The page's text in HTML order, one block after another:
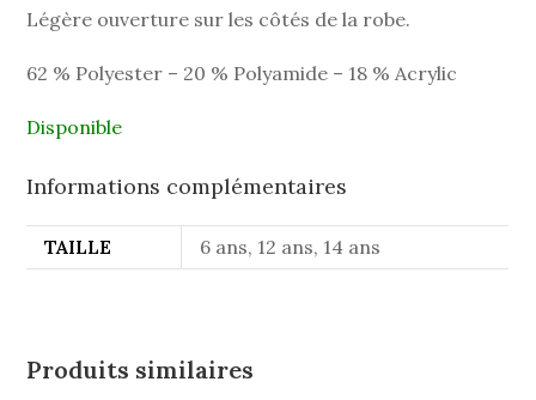
Légère ouverture sur les côtés de la robe.
62 % Polyester – 20 % Polyamide – 18 % Acrylic
Disponible
Informations complémentaires
TAILLE 6 ans, 12 ans, 14 ans
Produits similaires